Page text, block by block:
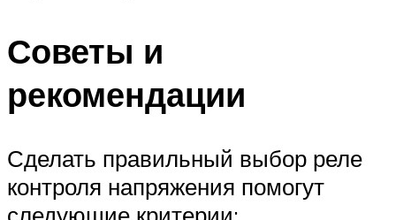
Советы и
рекомендации
Сделать правильный выбор реле
контроля напряжения помогут